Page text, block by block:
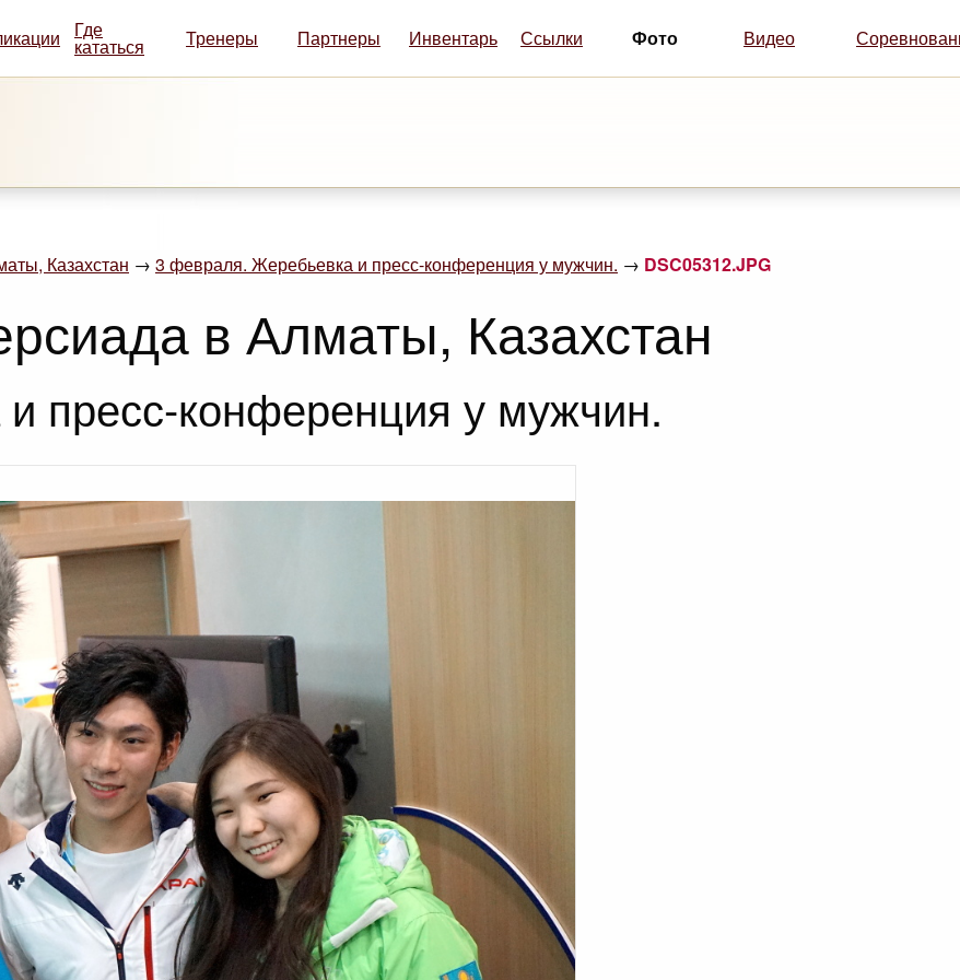
Где
кататься Тренеры Партнеры Инвентарь Ссылки Фото Видео
Казахстан → 3 февраля. Жеребьевка и пресс-конференция у мужчин. → DSC05312.JPG
в Алматы, Казахстан
пресс-конференция у мужчин.